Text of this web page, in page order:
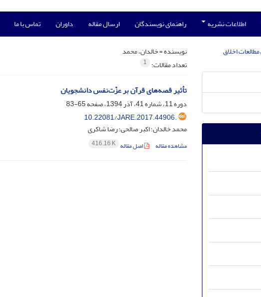
اطلاعات نشریه راهنمای نویسندگان ارسال مقاله داوران تماس با ما
نویسنده =خالدان، محمد
تعداد مقالات: 1
تأثیر قصه‌های قرآن بر عزّت‌نفس دانشجویان
دوره 11، شماره 41، آذر 1394، صفحه
65-83
10.22081/JARE.2017.44906.
محمد خالدان؛ اکبر صالحی؛ رضا شاکری
مشاهده مقاله اصل مقاله 416.16 K